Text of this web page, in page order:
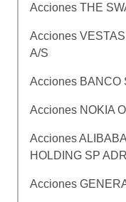
Acciones THE
Acciones
A/S
Acciones BANCO
Acciones NOKIA
Acciones
HOLDING SP ADR
Acciones